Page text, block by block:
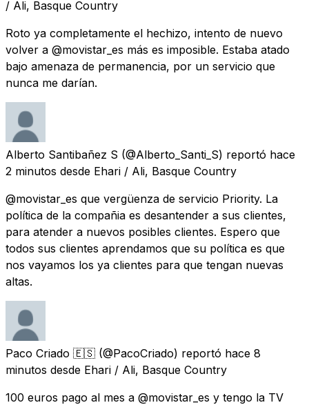
/ Ali, Basque Country
Roto ya completamente el hechizo, intento de nuevo
volver a @movistar_es más es imposible. Estaba atado
bajo amenaza de permanencia, por un servicio que
nunca me darían.
Alberto Santibañez S (@Alberto_Santi_S) reportó hace
2 minutos desde Ehari / Ali, Basque Country
@movistar_es que vergüenza de servicio Priority. La
política de la compañia es desantender a sus clientes,
para atender a nuevos posibles clientes. Espero que
todos sus clientes aprendamos que su política es que
nos vayamos los ya clientes para que tengan nuevas
altas.
Paco Criado 🇪🇸 (@PacoCriado) reportó hace 8
minutos desde Ehari / Ali, Basque Country
100 euros pago al mes a @movistar_es y tengo la TV